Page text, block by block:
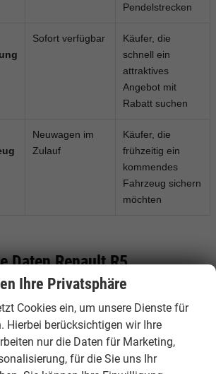
Pendelstrecken
Sofort verfügbar
Käufer, die
schnell ein
attraktives
Angebot mit
Rabatt suchen
Neuwagen im
Zulauf
Käufer, die
frühzeitig ein
kommendes
Fahrzeug sichern
möchten
Daten Renault R5
Renault R5 / Renault 5 E-Tech
Electric
Elektro-Kleinwagen
Ihre Privatsphäre
Cookies ein, um unsere Dienste für
Hierbei berücksichtigen wir Ihre
nur die Daten für Marketing,
für die Sie uns Ihr